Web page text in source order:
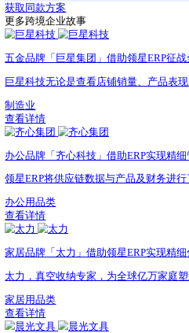
公司介绍
能家居清洁类电器领域不断探索
目前，TINECO添可的销售网络
声明：文中部分素材来源于网
企业名称
行业 3C类
企业规模 -
相关产品
供应链管理
获取同款方案
更多跨境企业故事